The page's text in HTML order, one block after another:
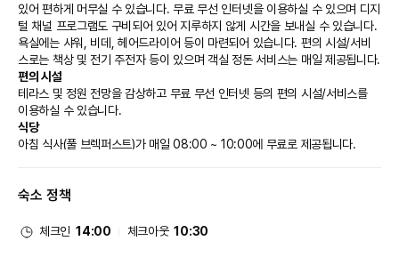
있어 편하게 머무실 수 있습니다. 무료 무선 인터넷을 이용하실 수 있으며 디지
털 채널 프로그램도 구비되어 있어 지루하지 않게 시간을 보내실 수 있습니다.
욕실에는 샤워, 비데, 헤어드라이어 등이 마련되어 있습니다. 편의 시설/서비
스로는 책상 및 전기 주전자 등이 있으며 객실 정돈 서비스는 매일 제공됩니다.
편의 시설
테라스 및 정원 전망을 감상하고 무료 무선 인터넷 등의 편의 시설/서비스를
이용하실 수 있습니다.
식당
아침 식사(풀 브렉퍼스트)가 매일 08:00 ~ 10:00에 무료로 제공됩니다.
능 직원 등이 있습니다.
숙소 정책
체크인 14:00 체크아웃 10:30